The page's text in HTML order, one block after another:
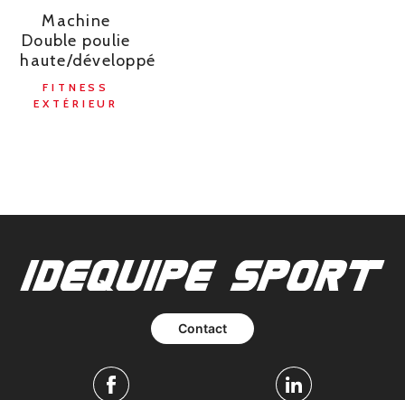
Machine
Double poulie
haute/développé
FITNESS
EXTÉRIEUR
Contact
Facebook Linkedin